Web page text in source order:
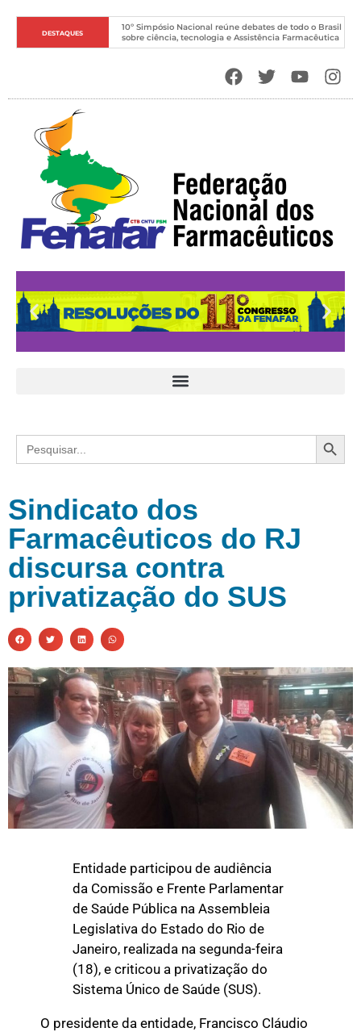
DESTAQUES
10º Simpósio Nacional reúne debates de todo o Brasil
sobre ciência, tecnologia e Assistência Farmacêutica
Search
for:
Sindicato dos
Farmacêuticos do RJ
discursa contra
privatização do SUS
Entidade participou de audiência
da Comissão e Frente Parlamentar
de Saúde Pública na Assembleia
Legislativa do Estado do Rio de
Janeiro, realizada na segunda-feira
(18), e criticou a privatização do
Sistema Único de Saúde (SUS).
O presidente da entidade, Francisco Cláudio